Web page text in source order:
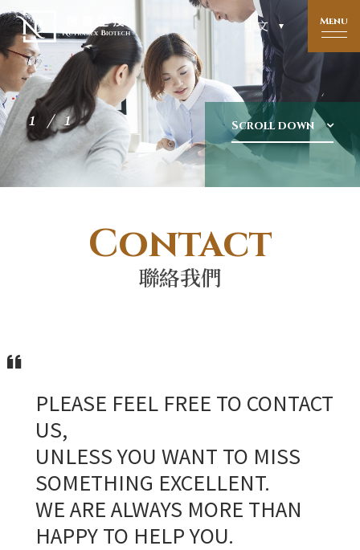
中文 Menu
1 Scroll down
Contact
聯絡我們
PLEASE FEEL FREE TO CONTACT
US,
UNLESS YOU WANT TO MISS
SOMETHING EXCELLENT.
WE ARE ALWAYS MORE THAN
HAPPY TO HELP YOU.